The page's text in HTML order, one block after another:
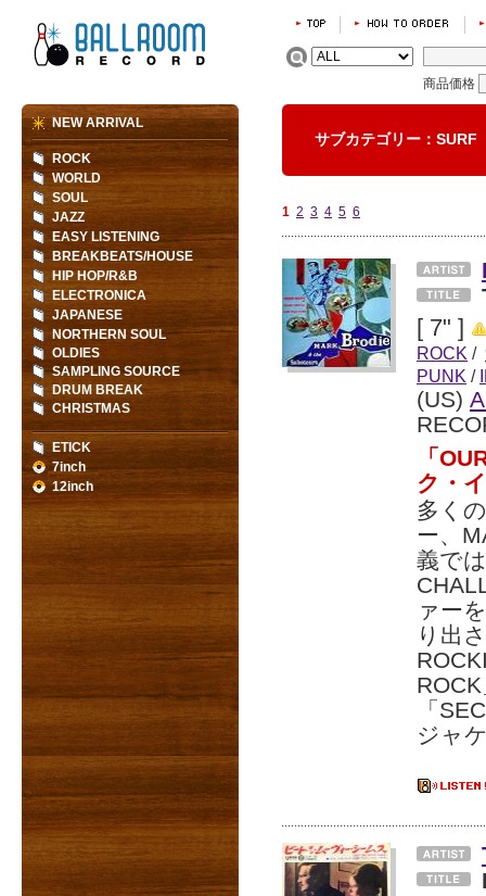
商品価格
サブカテゴリー：
1 2 3 4 5 6
[ 7" ]
ROCK /
PUNK /
(US)
「
ク・
多く
ー、
義で
ァー
り出
「
ジャ
NEW ARRIVAL
ROCK
WORLD
SOUL
JAZZ
EASY LISTENING
BREAKBEATS/HOUSE
HIP HOP/R&B
ELECTRONICA
JAPANESE
NORTHERN SOUL
OLDIES
SAMPLING SOURCE
DRUM BREAK
CHRISTMAS
ETICK
7inch
12inch